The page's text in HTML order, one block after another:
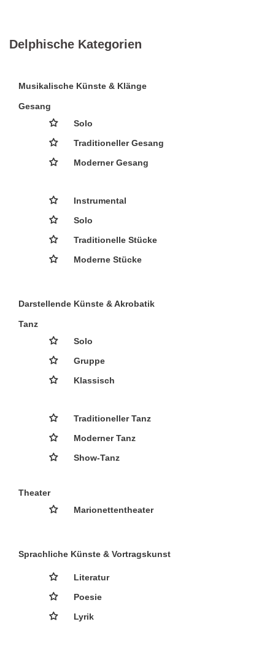
Delphische Kategorien
Musikalische Künste & Klänge
Gesang
Solo
Traditioneller Gesang
Moderner Gesang
Instrumental
Solo
Traditionelle Stücke
Moderne Stücke
Darstellende Künste & Akrobatik
Tanz
Solo
Gruppe
Klassisch
Traditioneller Tanz
Moderner Tanz
Show-Tanz
Theater
Marionettentheater
Sprachliche Künste & Vortragskunst
Literatur
Poesie
Lyrik